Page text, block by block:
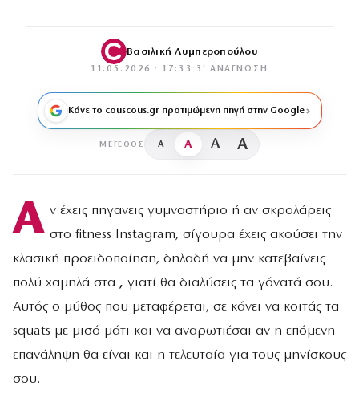
Βασιλική Λυμπεροπούλου
11.05.2026 · 17:33 · 3′ ΑΝΆΓΝΩΣΗ
Κάνε το couscous.gr προτιμώμενη πηγή στην Google
ΜΈΓΕΘΟΣ A A A A
Α ν έχεις πηγανεις γυμναστήριο ή αν σκρολάρεις
στο fitness Instagram, σίγουρα έχεις ακούσει την
κλασική προειδοποίηση, δηλαδή να μην κατεβαίνεις
πολύ χαμηλά στα , γιατί θα διαλύσεις τα γόνατά σου.
Αυτός ο μύθος που μεταφέρεται, σε κάνει να κοιτάς τα
squats με μισό μάτι και να αναρωτιέσαι αν η επόμενη
επανάληψη θα είναι και η τελευταία για τους μηνίσκους
σου.